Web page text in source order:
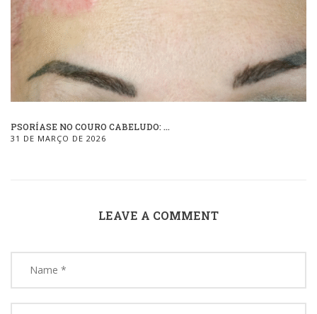
PSORÍASE NO COURO CABELUDO: ...
31 DE MARÇO DE 2026
LEAVE A COMMENT